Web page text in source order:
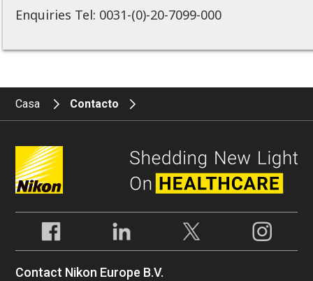
Enquiries Tel: 0031-(0)-20-7099-000
Casa Contacto
Contact Nikon Europe B.V.